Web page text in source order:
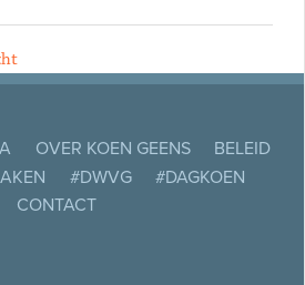
OVER KOEN GEENS
BELEID
#DWVG
#DAGKOEN
CONTACT